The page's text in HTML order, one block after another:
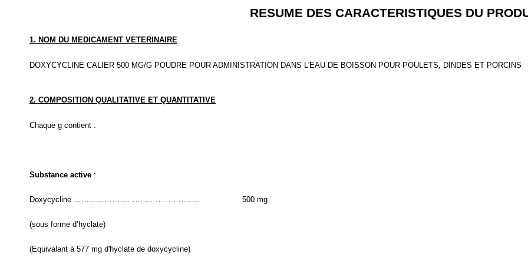
RESUME DES CARACTERISTIQUES DU
1. NOM DU MEDICAMENT VETERINAIRE
DOXYCYCLINE CALIER 500 MG/G POUDRE POUR ADMINISTRATION DANS L'EAU DE BOISSON POUR POULETS, DINDES ET PORCINS
2. COMPOSITION QUALITATIVE ET QUANTITATIVE
Chaque g contient :
Substance active :
Doxycycline ……………………………………….... 500 mg
(sous forme d’hyclate)
(Equivalant à 577 mg d'hyclate de doxycycline)